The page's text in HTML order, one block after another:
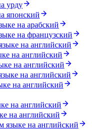
урду
японский
на арабский
на французский
на английский
на английский
на английский
на английский
на английский
на английский
на английский
языке на английский